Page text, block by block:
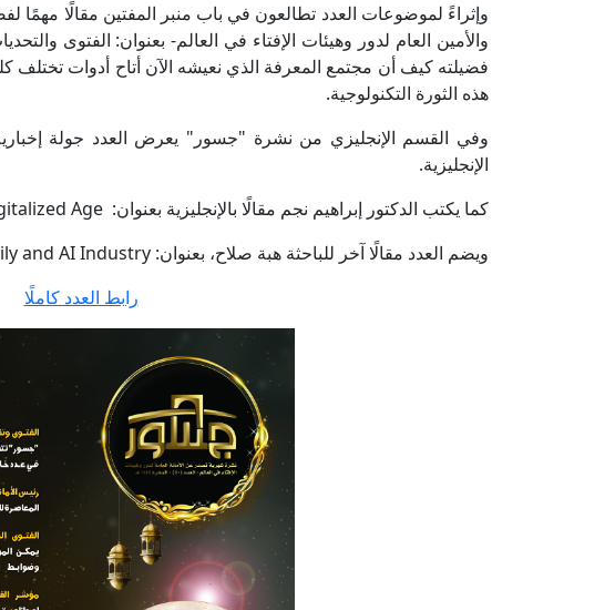
وإثراءً لموضوعات العدد تطالعون في باب منبر المفتين مقالًا مهمًا
والأمين العام لدور وهيئات الإفتاء في العالم- بعنوان: الفتوى
فضيلته كيف أن مجتمع المعرفة الذي نعيشه الآن أتاح أدوات تختلف
هذه الثورة التكنولوجية.
وفي القسم الإنجليزي من نشرة "جسور" يعرض العدد جولة
الإنجليزية.
كما يكتب الدكتور إبراهيم نجم مقالًا بالإنجليزية بعنوان: Religiosity in the Digitalized Age
ويضم العدد مقالًا آخر للباحثة هبة صلاح، بعنوان: The Muslim Family and AI Industry.
رابط العدد كاملًا